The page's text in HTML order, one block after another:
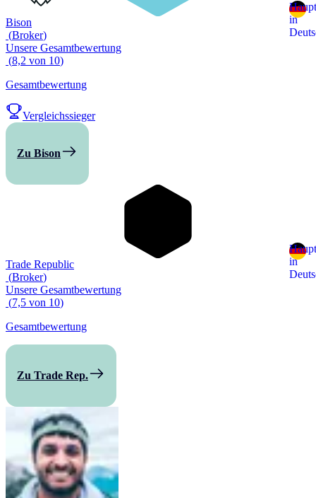
in
Bison
(Broker)
Unsere Gesamtbewertung
(8,2 von 10)
Gesamtbewertung
Vergleichssieger
Zu Bison
in
Trade Republic
(Broker)
Unsere Gesamtbewertung
(7,5 von 10)
Gesamtbewertung
Zu Trade Rep.